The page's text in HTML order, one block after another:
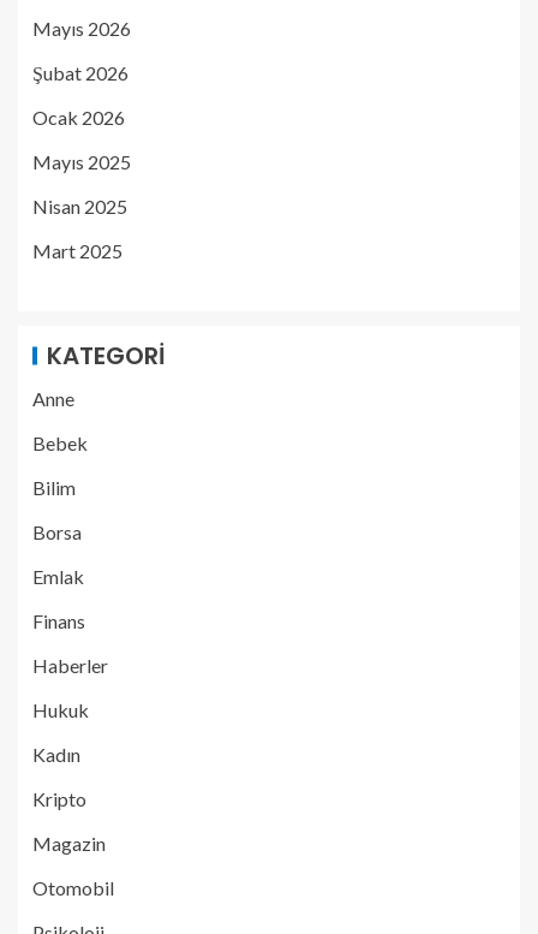
Mayıs 2026
Şubat 2026
Ocak 2026
Mayıs 2025
Nisan 2025
Mart 2025
KATEGORI
Anne
Bebek
Bilim
Borsa
Emlak
Finans
Haberler
Hukuk
Kadın
Kripto
Magazin
Otomobil